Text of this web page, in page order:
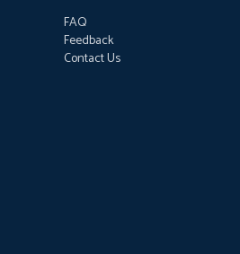
FAQ
Feedback
Contact Us